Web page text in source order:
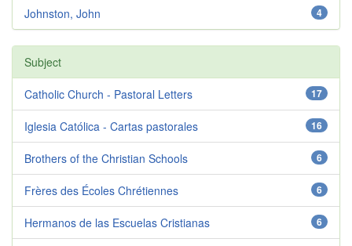
4
Johnston, John
Subject
17
Catholic Church - Pastoral Letters
16
Iglesia Católica - Cartas pastorales
6
Brothers of the Christian Schools
6
Frères des Écoles Chrétiennes
6
Hermanos de las Escuelas Cristianas